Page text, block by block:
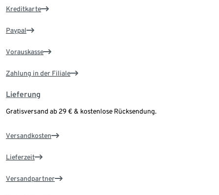
Kreditkarte
Paypal
Vorauskasse
Zahlung in der Filiale
Lieferung
Gratisversand ab 29 € & kostenlose Rücksendung.
Versandkosten
Lieferzeit
Versandpartner